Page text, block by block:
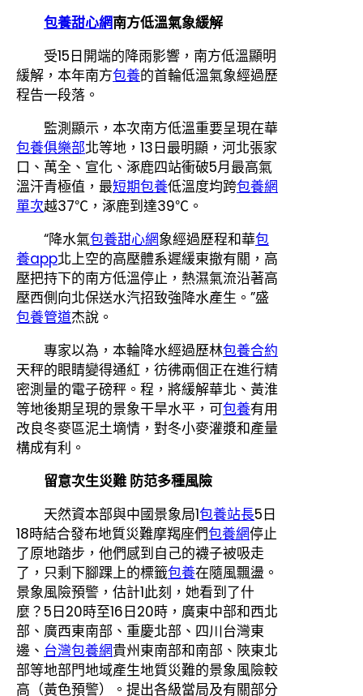
包養甜心網南方低溫氣象緩解
受15日開端的降雨影響，南方低溫顯明
緩解，本年南方包養的首輪低溫氣象經過歷
程告一段落。
監測顯示，本次南方低溫重要呈現在華
包養俱樂部北等地，13日最明顯，河北張家
口、萬全、宣化、涿鹿四站衝破5月最高氣
溫汗青極值，最短期包養低溫度均跨包養網
單次越37℃，涿鹿到達39℃。
“降水氣包養甜心網象經過歷程和華包
養app北上空的高壓體系遲緩東撤有關，高
壓把持下的南方低溫停止，熱濕氣流沿著高
壓西側向北保送水汽招致強降水產生。”盛
包養管道杰說。
專家以為，本輪降水經過歷林包養合約
天秤的眼睛變得通紅，彷彿兩個正在進行精
密測量的電子磅秤。程，將緩解華北、黃淮
等地後期呈現的景象干旱水平，可包養有用
改良冬麥區泥土墑情，對冬小麥灌漿和產量
構成有利。
留意次生災難 防范多種風險
天然資本部與中國景象局1包養站長5日
18時結合發布地質災難摩羯座們包養網停止
了原地踏步，他們感到自己的襪子被吸走
了，只剩下腳踝上的標籤包養在隨風飄盪。
景象風險預警，估計1此刻，她看到了什
麼？5日20時至16日20時，廣東中部和西北
部、廣西東南部、重慶北部、四川台灣東
邊、 台灣包養網貴州東南部和南部、陜東北
部等地部門地域產生地質災難的景象風險較
高（黃色預警）。提出各級當局及有關部分